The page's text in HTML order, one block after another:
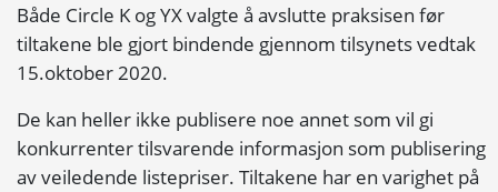
Både Circle K og YX valgte å avslutte praksisen før
tiltakene ble gjort bindende gjennom tilsynets vedtak
15.oktober 2020.
De kan heller ikke publisere noe annet som vil gi
konkurrenter tilsvarende informasjon som publisering
av veiledende listepriser. Tiltakene har en varighet på